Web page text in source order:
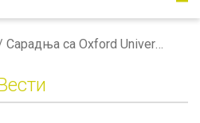
Сарадња са Oxford University Press-ом